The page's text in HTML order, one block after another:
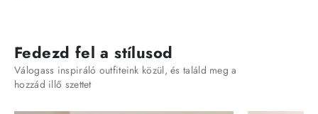
Fedezd fel a stílusod
Válogass inspiráló outfiteink közül, és találd meg a
hozzád illő szettet